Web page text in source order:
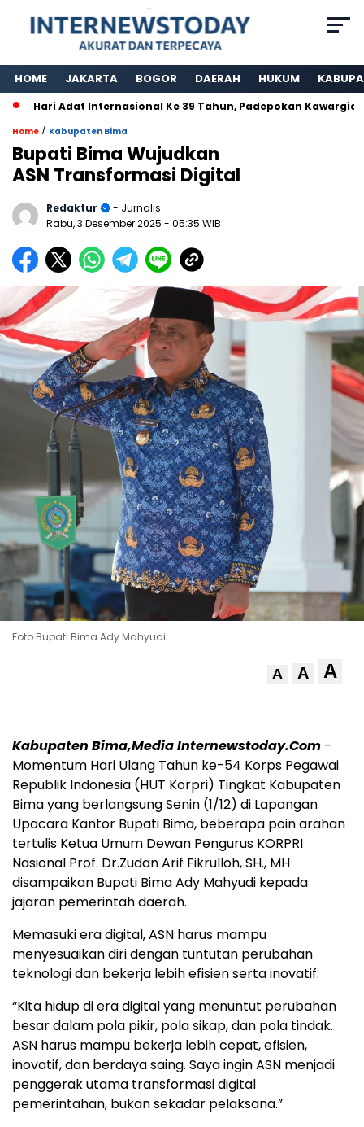
HOME JAKARTA BOGOR DAERAH HUKUM
Hari Adat Internasional Ke 39 Tahun, Padepokan Kawargian
Home / Kabupaten Bima
Bupati Bima Wujudkan
ASN Transformasi Digital
Redaktur
- Jurnalis
Rabu, 3 Desember 2025 - 05:35 WIB
Foto Bupati Bima Ady Mahyudi
A A A
Kabupaten Bima,Media Internewstoday.Com –
Momentum Hari Ulang Tahun ke-54 Korps Pegawai
Republik Indonesia (HUT Korpri) Tingkat Kabupaten
Bima yang berlangsung Senin (1/12) di Lapangan
Upacara Kantor Bupati Bima, beberapa poin arahan
tertulis Ketua Umum Dewan Pengurus KORPRI
Nasional Prof. Dr.Zudan Arif Fikrulloh, SH., MH
disampaikan Bupati Bima Ady Mahyudi kepada
jajaran pemerintah daerah.
Memasuki era digital, ASN harus mampu
menyesuaikan diri dengan tuntutan perubahan
teknologi dan bekerja lebih efisien serta inovatif.
“Kita hidup di era digital yang menuntut perubahan
besar dalam pola pikir, pola sikap, dan pola tindak.
ASN harus mampu bekerja lebih cepat, efisien,
inovatif, dan berdaya saing. Saya ingin ASN menjadi
penggerak utama transformasi digital
pemerintahan, bukan sekadar pelaksana.”